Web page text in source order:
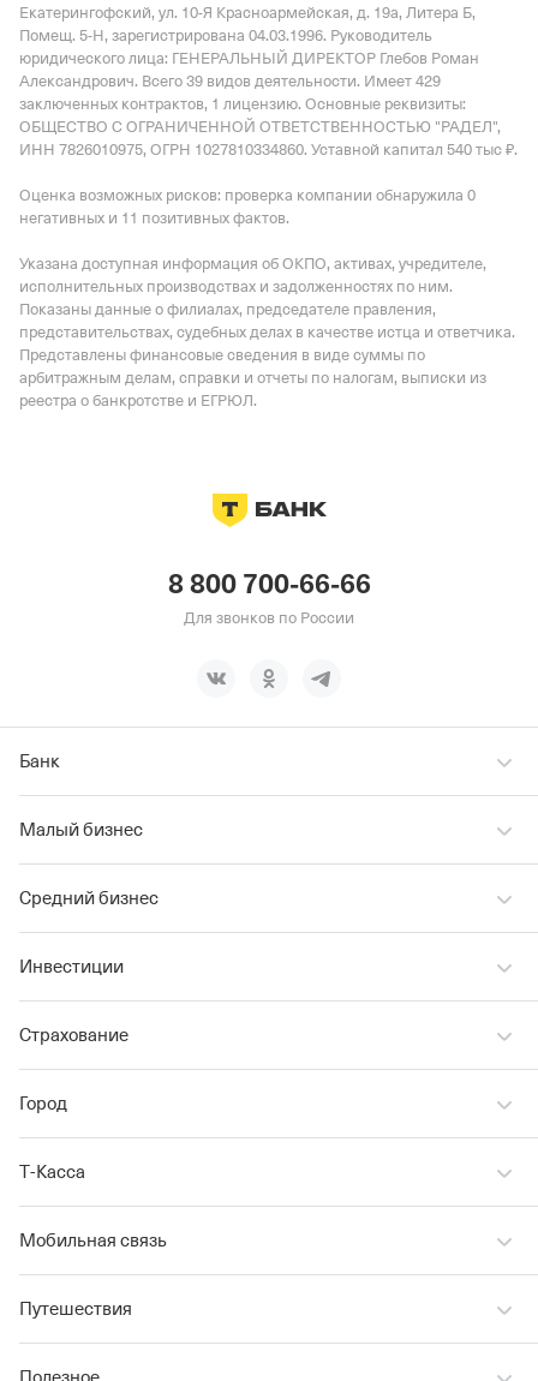
Екатерингофский, ул. 10-Я Красноармейская, д. 19а, Литера Б,
Помещ. 5-Н, зарегистрирована 04.03.1996. Руководитель
юридического лица: ГЕНЕРАЛЬНЫЙ ДИРЕКТОР Глебов Роман
Александрович. Всего 39 видов деятельности. Имеет 429
заключенных контрактов, 1 лицензию. Основные реквизиты:
ОБЩЕСТВО С ОГРАНИЧЕННОЙ ОТВЕТСТВЕННОСТЬЮ "РАДЕЛ",
ИНН 7826010975, ОГРН 1027810334860. Уставной капитал 540 тыс ₽.
Оценка возможных рисков: проверка компании обнаружила 0
негативных и 11 позитивных фактов.
Указана доступная информация об ОКПО, активах, учредителе,
исполнительных производствах и задолженностях по ним.
Показаны данные о филиалах, председателе правления,
представительствах, судебных делах в качестве истца и ответчика.
Представлены финансовые сведения в виде суммы по
арбитражным делам, справки и отчеты по налогам, выписки из
реестра о банкротстве и ЕГРЮЛ.
8 800 700-66-66
Для звонков по России
Банк
Малый бизнес
Средний бизнес
Инвестиции
Страхование
Город
Т‑Касса
Мобильная связь
Путешествия
Полезное